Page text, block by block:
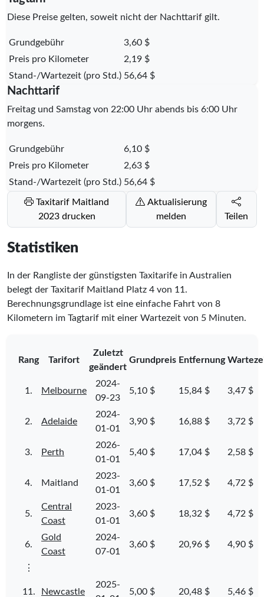
Diese Preise gelten, soweit nicht der Nachttarif gilt.
Grundgebühr
3,60 $
Preis pro Kilometer
2,19 $
Stand-/Wartezeit (pro Std.) 56,64 $
Nachttarif
Freitag und Samstag von 22:00 Uhr abends bis 6:00 Uhr
morgens.
Grundgebühr
6,10 $
Preis pro Kilometer
2,63 $
Stand-/Wartezeit (pro Std.) 56,64 $
Taxitarif Maitland
2023 drucken
Aktualisierung
melden
Teilen
Statistiken
In der Rangliste der günstigsten Taxitarife in Australien
belegt der Taxitarif Maitland Platz 4 von 11 .
Berechnungsgrundlage ist eine einfache Fahrt von 8
Kilometern im Tagtarif mit einer Wartezeit von 5 Minuten.
Rang Tarifort
Zuletzt
geändert
Grundpreis Entfernung
1. Melbourne
2024-
09-23
5,10 $ 15,84 $ 3,47 $
2. Adelaide
2024-
01-01
3,90 $ 16,88 $ 3,72 $
3. Perth
2026-
01-01
5,40 $ 17,04 $ 2,58 $
4. Maitland
2023-
01-01
3,60 $ 17,52 $ 4,72 $
5.
Central
Coast
2023-
01-01
3,60 $ 18,32 $ 4,72 $
6.
Gold
Coast
2024-
07-01
3,60 $ 20,96 $ 4,90 $
⋮
11. Newcastle
2025-
5,00 $ 20,48 $ 5,46 $